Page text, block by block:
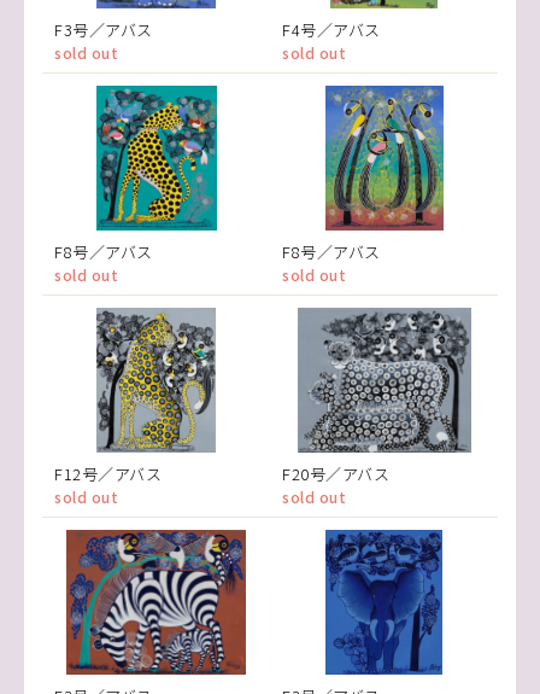
F3号／アバス
sold out
F4号／アバス
sold out
F8号／アバス
sold out
F8号／アバス
sold out
F12号／アバス
sold out
F20号／アバス
sold out